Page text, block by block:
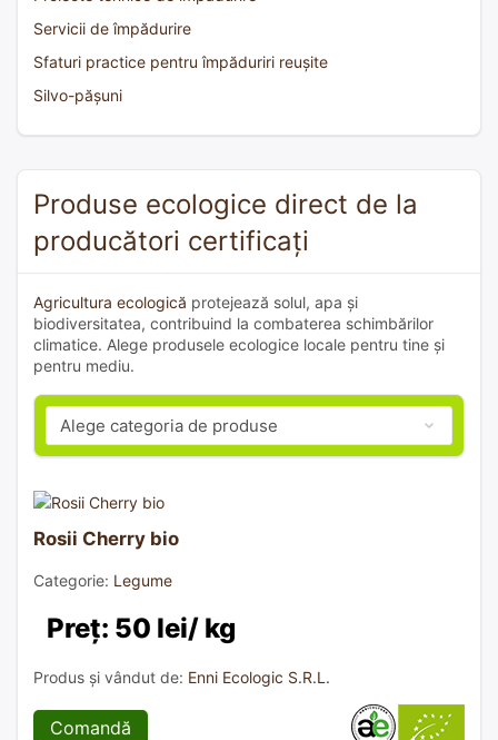
Servicii de împădurire
Sfaturi practice pentru împăduriri reușite
Silvo-pășuni
Produse ecologice direct de la
producători certificați
Agricultura ecologică protejează solul, apa și
biodiversitatea, contribuind la combaterea schimbărilor
climatice. Alege produsele ecologice locale pentru tine și
pentru mediu.
Rosii Cherry bio
Categorie: Legume
Preț: 50 lei/ kg
Produs și vândut de: Enni Ecologic S.R.L.
Comandă